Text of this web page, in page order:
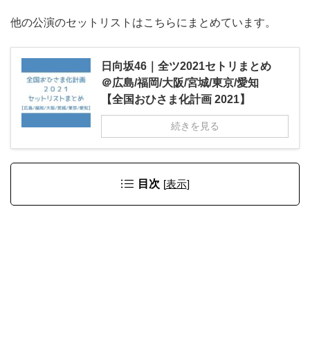
他の公演のセットリストはこちらにまとめています。
日向坂46｜全ツ2021セトリまとめ
＠広島/福岡/大阪/宮城/東京/愛知
【全国おひさま化計画 2021】
続きを見る
目次 [表示]